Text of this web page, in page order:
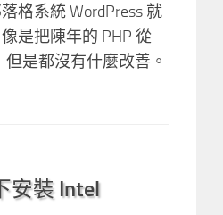
格系統 WordPress 就
是把陳年的 PHP 從
但是都沒有什麼改善。
安裝 Intel